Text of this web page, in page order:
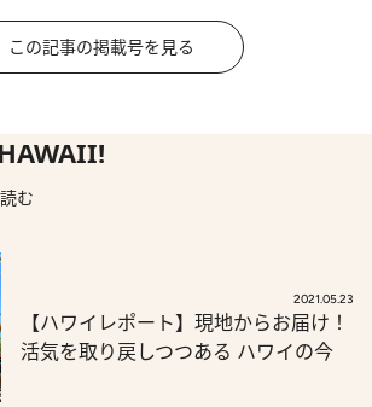
この記事の掲載号を見る
む
2021.05.23
【ハワイレポート】現地からお届け！
活気を取り戻しつつある ハワイの今